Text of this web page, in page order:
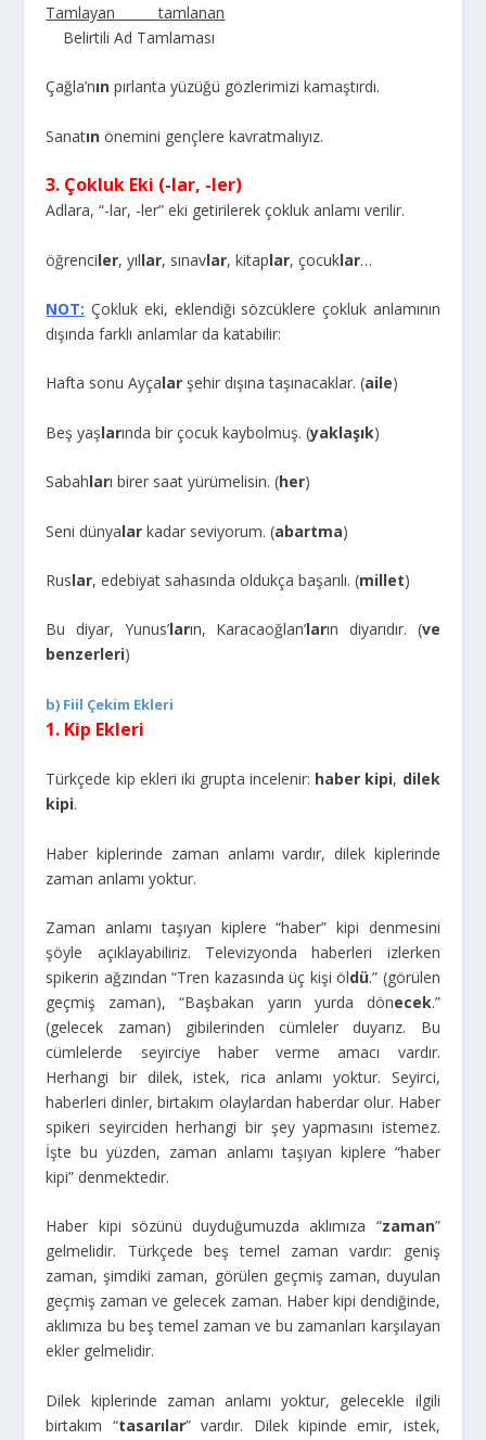
Tamlayan tamlanan
Belirtili Ad Tamlaması
Çağla’nın pırlanta yüzüğü gözlerimizi kamaştırdı.
Sanatın önemini gençlere kavratmalıyız.
3. Çokluk Eki (-lar, -ler)
Adlara, “-lar, -ler” eki getirilerek çokluk anlamı verilir.
öğrenciler, yıllar, sınavlar, kitaplar, çocuklar…
NOT: Çokluk eki, eklendiği sözcüklere çokluk anlamının
dışında farklı anlamlar da katabilir:
Hafta sonu Ayçalar şehir dışına taşınacaklar. (aile)
Beş yaşlarında bir çocuk kaybolmuş. (yaklaşık)
Sabahları birer saat yürümelisin. (her)
Seni dünyalar kadar seviyorum. (abartma)
Ruslar, edebiyat sahasında oldukça başarılı. (millet)
Bu diyar, Yunus’ların, Karacaoğlan’ların diyarıdır. (ve
benzerleri)
b) Fiil Çekim Ekleri
1. Kip Ekleri
Türkçede kip ekleri iki grupta incelenir: haber kipi, dilek
kipi.
Haber kiplerinde zaman anlamı vardır, dilek kiplerinde
zaman anlamı yoktur.
Zaman anlamı taşıyan kiplere “haber” kipi denmesini
şöyle açıklayabiliriz. Televizyonda haberleri izlerken
spikerin ağzından “Tren kazasında üç kişi öldü.” (görülen
geçmiş zaman), “Başbakan yarın yurda dönecek.”
(gelecek zaman) gibilerinden cümleler duyarız. Bu
cümlelerde seyirciye haber verme amacı vardır.
Herhangi bir dilek, istek, rica anlamı yoktur. Seyirci,
haberleri dinler, birtakım olaylardan haberdar olur. Haber
spikeri seyirciden herhangi bir şey yapmasını istemez.
İşte bu yüzden, zaman anlamı taşıyan kiplere “haber
kipi” denmektedir.
Haber kipi sözünü duyduğumuzda aklımıza “zaman”
gelmelidir. Türkçede beş temel zaman vardır: geniş
zaman, şimdiki zaman, görülen geçmiş zaman, duyulan
geçmiş zaman ve gelecek zaman. Haber kipi dendiğinde,
aklımıza bu beş temel zaman ve bu zamanları karşılayan
ekler gelmelidir.
Dilek kiplerinde zaman anlamı yoktur, gelecekle ilgili
birtakım “tasarılar” vardır. Dilek kipinde emir, istek,